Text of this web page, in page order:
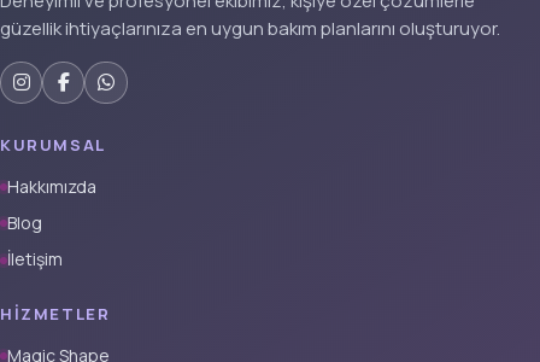
güzellik ihtiyaçlarınıza en uygun bakım planlarını oluşturuyor.
KURUMSAL
Hakkımızda
Blog
İletişim
HIZMETLER
Magic Shape